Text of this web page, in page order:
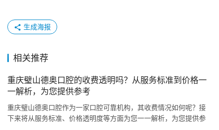
生成海报
相关推荐
重庆璧山德奥口腔的收费透明吗？从服务标准到价格一
一解析，为您提供参考
重庆璧山德奥口腔作为一家口腔可靠机构，其收费情况如何呢？接
下来将从服务标准、价格透明度等方面为您一一解析，为您提供参